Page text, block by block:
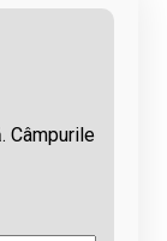
Câmpurile